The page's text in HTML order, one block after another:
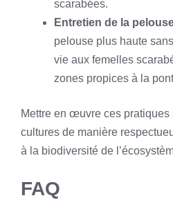
scarabées.
Entretien de la
pelouse plus haute
vie aux femelles
zones propices à la
Mettre en œuvre ces pratiques
cultures de manière
à la biodiversité de
FAQ